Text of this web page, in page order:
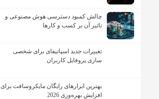
چالش کمبود دسترسی هوش مصنوعی و
تاثیر آن بر کسب و کارها
تغییرات جدید اسپاتیفای برای شخصی
سازی پروفایل کاربران
بهترین ابزارهای رایگان مایکروسافت برای
افزایش بهره‌وری 2026